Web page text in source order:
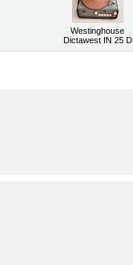
Westinghouse
Dictawest IN 25 D